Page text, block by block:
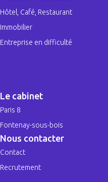
Hôtel, Café, Restaurant
Immobilier
Entreprise en difficulté
Le cabinet
Paris 8
Fontenay-sous-bois
Nous contacter
Contact
Recrutement